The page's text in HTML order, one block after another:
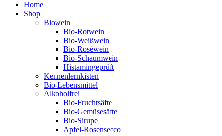
Home
Shop
Biowein
Bio-Rotwein
Bio-Weißwein
Bio-Roséwein
Bio-Schaumwein
Histamingeprüft
Kennenlernkisten
Bio-Lebensmittel
Alkoholfrei
Bio-Fruchtsäfte
Bio-Gemüsesäfte
Bio-Sirupe
Apfel-Rosensecco